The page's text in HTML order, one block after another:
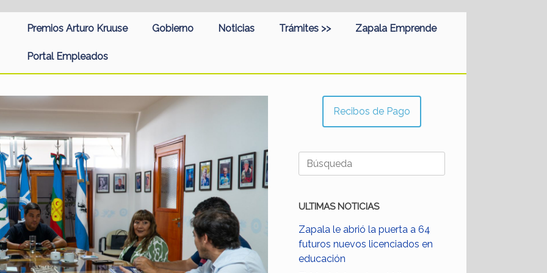
Premios Arturo Kruuse Gobierno Noticias Trámites >> Zapala Emprende
Portal Empleados
Recibos de Pago
Buscar:
ULTIMAS NOTICIAS
Zapala le abrió la puerta a 64
futuros nuevos licenciados en
educación